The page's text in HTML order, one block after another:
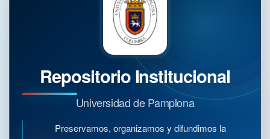
Repositorio Institucional
Universidad de Pamplona
Preservamos, organizamos y difundimos la